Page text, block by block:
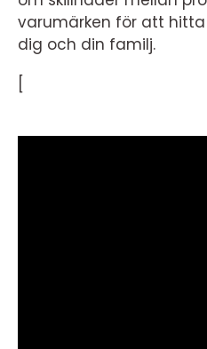
varumärken för att
dig och din familj.